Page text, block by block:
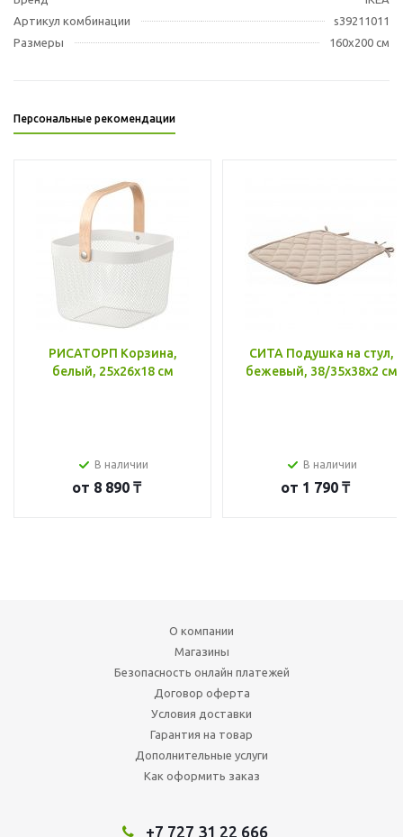
Артикул комбинации
s39211011
Размеры
160x200 см
Персональные рекомендации
РИСАТОРП Корзина,
белый, 25x26x18 см
В наличии
от 8 890 ₸
СИТА Подушка на стул,
бежевый, 38/35x38x2 см
В наличии
от 1 790 ₸
О компании
Магазины
Безопасность онлайн платежей
Договор оферта
Условия доставки
Гарантия на товар
Дополнительные услуги
Как оформить заказ
+7 727 31 22 666